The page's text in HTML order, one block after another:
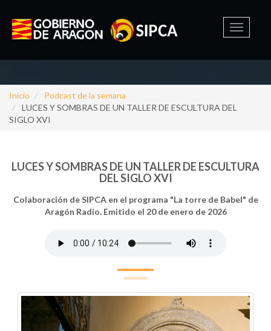
Toggle
Inicio
Podcast de la semana
LUCES Y SOMBRAS DE UN TALLER DE ESCULTURA DEL
SIGLO XVI
LUCES Y SOMBRAS DE UN TALLER DE ESCULTURA
DEL SIGLO XVI
Colaboración de SIPCA en el programa "La torre de Babel" de
Aragón Radio. Emitido el 20 de enero de 2026